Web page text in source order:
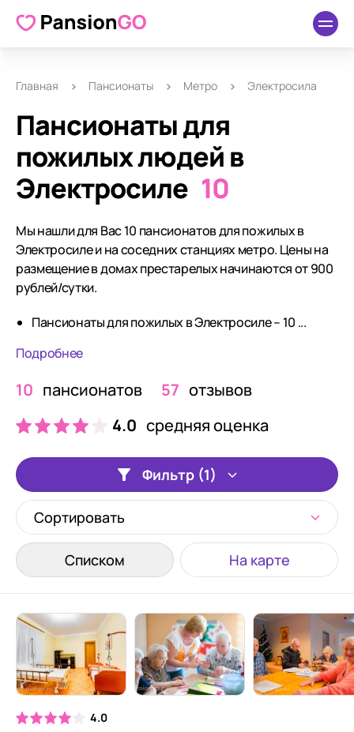
Главная Пансионаты Метро Электросила
Пансионаты для
пожилых людей в
Электросиле 10
Мы нашли для Вас 10 пансионатов для пожилых в
Электросиле и на соседних станциях метро. Цены на
размещение в домах престарелых начинаются от 900
рублей/сутки.
Пансионаты для пожилых в Электросиле – 10 ...
Подробнее
10 пансионатов 57 отзывов
4.0 средняя оценка
Фильтр (1)
Сортировать
Списком На карте
4.0